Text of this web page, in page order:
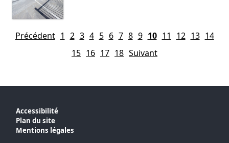
Précédent 1 2 3 4 5 6 7 8 9 10 11 12 13 14
15 16 17 18 Suivant
Accessibilité
Plan du site
Mentions légales